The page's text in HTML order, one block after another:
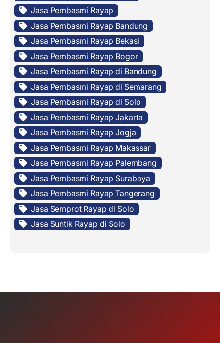
Jasa Pembasmi Rayap
Jasa Pembasmi Rayap Bandung
Jasa Pembasmi Rayap Bekasi
Jasa Pembasmi Rayap Bogor
Jasa Pembasmi Rayap di Bandung
Jasa Pembasmi Rayap di Semarang
Jasa Pembasmi Rayap di Solo
Jasa Pembasmi Rayap Jakarta
Jasa Pembasmi Rayap Jogja
Jasa Pembasmi Rayap Makassar
Jasa Pembasmi Rayap Palembang
Jasa Pembasmi Rayap Surabaya
Jasa Pembasmi Rayap Tangerang
Jasa Semprot Rayap di Solo
Jasa Suntik Rayap di Solo